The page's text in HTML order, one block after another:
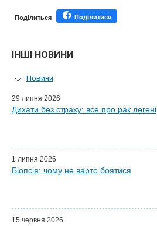
Поділиться Поділитися
ІНШІ НОВИНИ
Новини
Персональний гід
Майстер-класи для лікарів
Партнери LISOD
29 липня 2026
Дихати без страху: все про рак легені
1 липня 2026
Біопсія: чому не варто боятися
15 червня 2026